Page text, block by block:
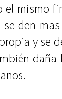
el mismo
se den
y se
daña